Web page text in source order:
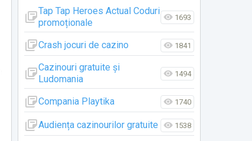
Tap Tap Heroes Actual Coduri
promoționale
1693
Crash jocuri de cazino 1841
Cazinouri gratuite și
Ludomania
1494
Compania Playtika 1740
Audiența cazinourilor gratuite 1538